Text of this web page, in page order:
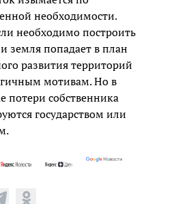
необходимости.
необходимо построить
земля попадает в план
развития территорий
мотивам. Но в
потери собственника
государством или